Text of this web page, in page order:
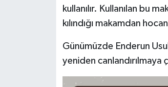
kullanılır. Kullanılan bu
kılındığı makamdan
Günümüzde Enderun
yeniden canlandırılmaya